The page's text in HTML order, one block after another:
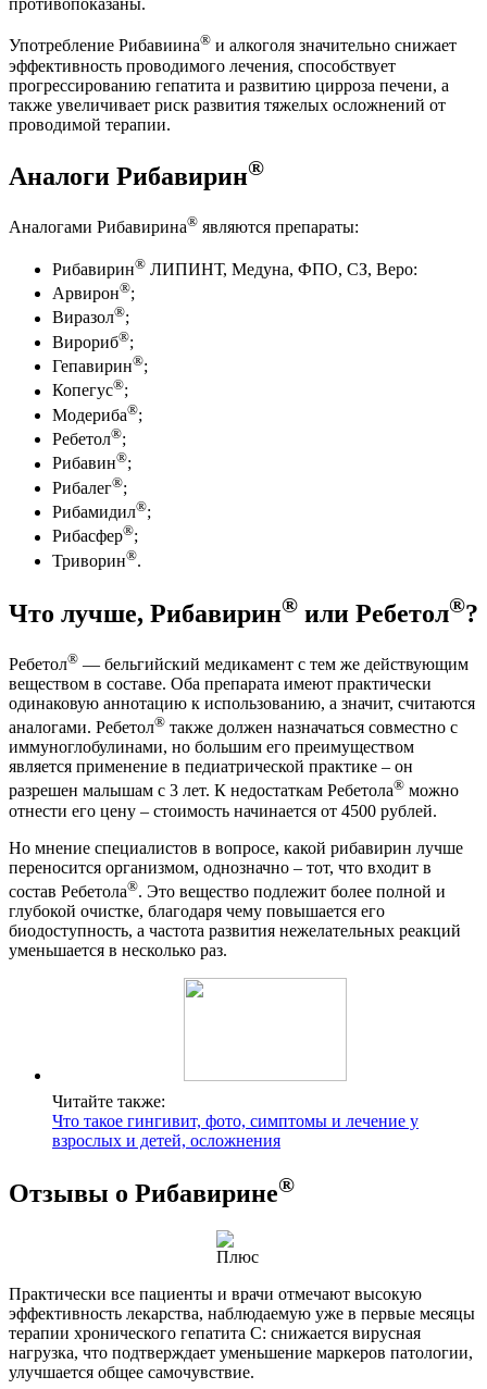
противопоказаны.
Употребление Рибавиина® и алкоголя значительно снижает
эффективность проводимого лечения, способствует
прогрессированию гепатита и развитию цирроза печени, а
также увеличивает риск развития тяжелых осложнений от
проводимой терапии.
Аналоги Рибавирин®
Аналогами Рибавирина® являются препараты:
Рибавирин® ЛИПИНТ, Медуна, ФПО, СЗ, Веро:
Арвирон®;
Виразол®;
Вирориб®;
Гепавирин®;
Копегус®;
Модериба®;
Ребетол®;
Рибавин®;
Рибалег®;
Рибамидил®;
Рибасфер®;
Триворин®.
Что лучше, Рибавирин® или Ребетол®?
Ребетол® — бельгийский медикамент с тем же действующим
веществом в составе. Оба препарата имеют практически
одинаковую аннотацию к использованию, а значит, считаются
аналогами. Ребетол® также должен назначаться совместно с
иммуноглобулинами, но большим его преимуществом
является применение в педиатрической практике – он
разрешен малышам с 3 лет. К недостаткам Ребетола® можно
отнести его цену – стоимость начинается от 4500 рублей.
Но мнение специалистов в вопросе, какой рибавирин лучше
переносится организмом, однозначно – тот, что входит в
состав Ребетола®. Это вещество подлежит более полной и
глубокой очистке, благодаря чему повышается его
биодоступность, а частота развития нежелательных реакций
уменьшается в несколько раз.
Читайте также:
Что такое гингивит, фото, симптомы и лечение у
взрослых и детей, осложнения
Отзывы о Рибавирине®
Практически все пациенты и врачи отмечают высокую
эффективность лекарства, наблюдаемую уже в первые месяцы
терапии хронического гепатита С: снижается вирусная
нагрузка, что подтверждает уменьшение маркеров патологии,
улучшается общее самочувствие.